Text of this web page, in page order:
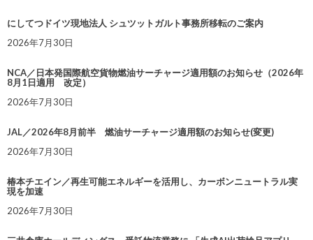
にしてつドイツ現地法人 シュツットガルト事務所移転のご案内
2026年7月30日
NCA／日本発国際航空貨物燃油サーチャージ適用額のお知らせ（2026年
8月1日適用 改定）
2026年7月30日
JAL／2026年8月前半 燃油サーチャージ適用額のお知らせ(変更)
2026年7月30日
椿本チエイン／再生可能エネルギーを活用し、カーボンニュートラル実
現を加速
2026年7月30日